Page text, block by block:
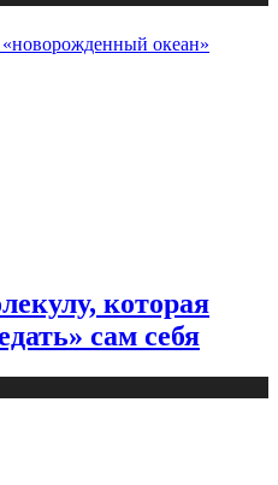
океан»
которая
сам себя